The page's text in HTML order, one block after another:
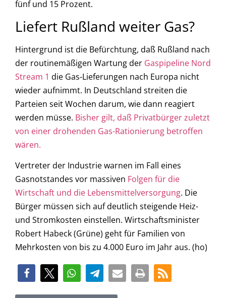
fünf und 15 Prozent.
Liefert Rußland weiter Gas?
Hintergrund ist die Befürchtung, daß Rußland nach
der routinemäßigen Wartung der Gaspipeline Nord
Stream 1 die Gas-Lieferungen nach Europa nicht
wieder aufnimmt. In Deutschland streiten die
Parteien seit Wochen darum, wie dann reagiert
werden müsse. Bisher gilt, daß Privatbürger zuletzt
von einer drohenden Gas-Rationierung betroffen
wären.
Vertreter der Industrie warnen im Fall eines
Gasnotstandes vor massiven Folgen für die
Wirtschaft und die Lebensmittelversorgung. Die
Bürger müssen sich auf deutlich steigende Heiz-
und Stromkosten einstellen. Wirtschaftsminister
Robert Habeck (Grüne) geht für Familien von
Mehrkosten von bis zu 4.000 Euro im Jahr aus. (ho)